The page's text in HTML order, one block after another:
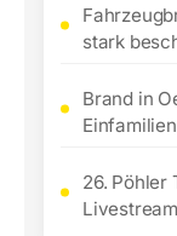
stark
Brand in
26. Pöhler